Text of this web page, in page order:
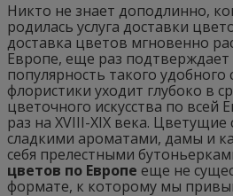
Никто не знает доподлинно,
родилась услуга доставки
доставка цветов мгновенно
Европе, еще раз
популярность такого удобного
флористики уходит глубоко в
цветочного искусства по всей
раз на XVIII-XIX века. Цветущие
сладкими ароматами, дамы и
себя прелестными
цветов по Европе еще не
формате, к которому мы